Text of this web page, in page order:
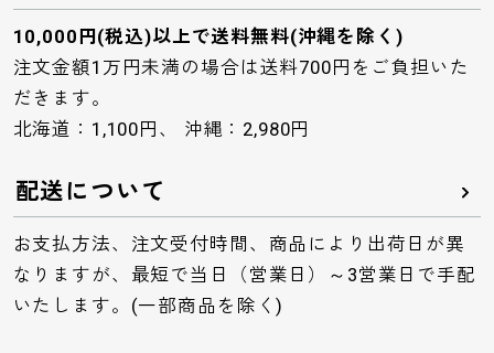
10,000円(税込)以上で送料無料(沖縄を除く)
注文金額1万円未満の場合は送料700円をご負担いた
だきます。
北海道：1,100円、 沖縄：2,980円
配送について
お支払方法、注文受付時間、商品により出荷日が異
なりますが、最短で当日（営業日）～3営業日で手配
いたします。(一部商品を除く)